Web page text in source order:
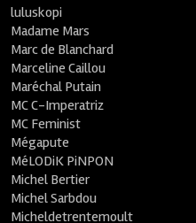
luluskopi
Madame Mars
Marc de Blanchard
Marceline Caillou
Maréchal Putain
MC C-Imperatriz
MC Feminist
Mégapute
MéLODiK PiNPON
Michel Bertier
Michel Sarbdou
Micheldetrentemoult